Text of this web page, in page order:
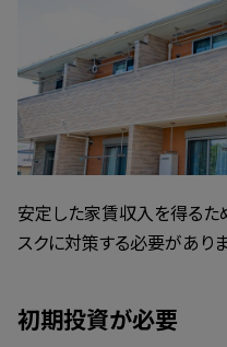
安定した家賃収入を得るた
スクに対策する必要がありま
初期投資が必要